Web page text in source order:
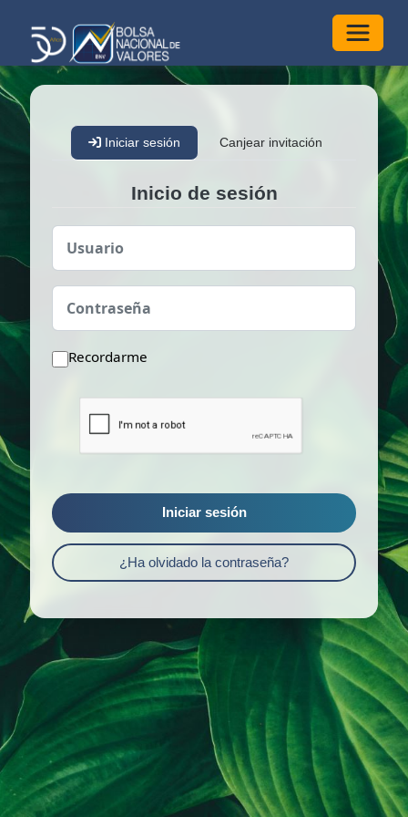
Iniciar sesión Canjear invitación
Inicio de sesión
Usuario
Contraseña
Recordarme
Iniciar sesión
¿Ha olvidado la contraseña?